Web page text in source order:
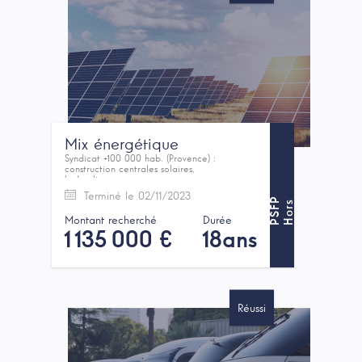
Mix énergétique
Syndicat +100 000 hab. (Provence) :
construction centrales solaires,
hydrauliques...
Terminé le 02/11/2023
Montant recherché
1 135 000 €
Durée
18ans
H
o
r
s
P
S
F
P
Réussi